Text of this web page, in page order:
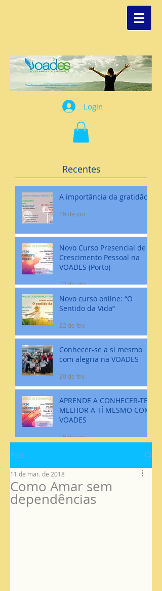
Login
Recentes
A importância da gratidão
29 de jun.
Novo Curso Presencial de
Crescimento Pessoal na
VOADES (Porto)
12 de abr.
Novo curso online: “O
Sentido da Vida”
22 de fev.
Conhecer-se a si mesmo
com alegria na VOADES
20 de fev.
APRENDE A CONHECER-TE
MELHOR A TÍ MESMO COM
VOADES
16 de jan.
Post
Como Amar sem
dependências
11 de mar. de 2018